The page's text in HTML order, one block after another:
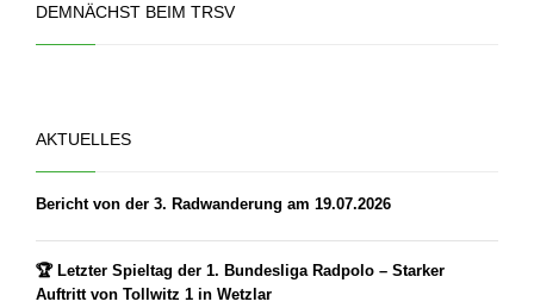
DEMNÄCHST BEIM TRSV
AKTUELLES
Bericht von der 3. Radwanderung am 19.07.2026
🏆 Letzter Spieltag der 1. Bundesliga Radpolo – Starker
Auftritt von Tollwitz 1 in Wetzlar